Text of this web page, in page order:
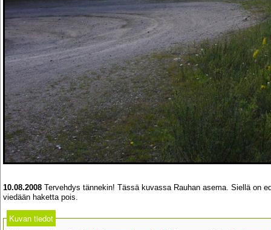
10.08.2008 Tervehdys tännekin! Tässä kuvassa Rauhan asema. Siellä on
viedään haketta pois.
Kuvan tiedot